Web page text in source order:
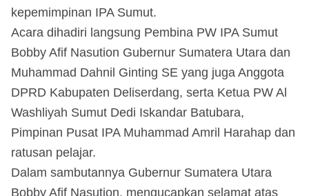
kepemimpinan IPA Sumut.
Acara dihadiri langsung Pembina PW IPA Sumut
Bobby Afif Nasution Gubernur Sumatera Utara dan
Muhammad Dahnil Ginting SE yang juga Anggota
DPRD Kabupaten Deliserdang, serta Ketua PW Al
Washliyah Sumut Dedi Iskandar Batubara,
Pimpinan Pusat IPA Muhammad Amril Harahap dan
ratusan pelajar.
Dalam sambutannya Gubernur Sumatera Utara
Bobby Afif Nasution, mengucapkan selamat atas